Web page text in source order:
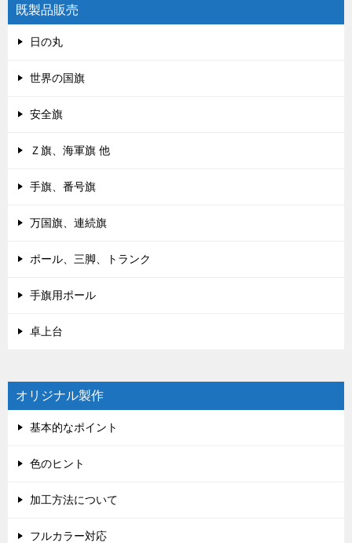
既製品販売
日の丸
世界の国旗
安全旗
Ｚ旗、海軍旗 他
手旗、番号旗
万国旗、連続旗
ポール、三脚、トランク
手旗用ポール
卓上台
オリジナル製作
基本的なポイント
色のヒント
加工方法について
フルカラー対応